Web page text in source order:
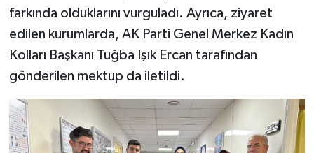
farkında olduklarını vurguladı. Ayrıca, ziyaret
edilen kurumlarda, AK Parti Genel Merkez Kadın
Kolları Başkanı Tuğba Işık Ercan tarafından
gönderilen mektup da iletildi.